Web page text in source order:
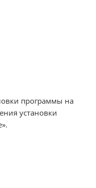
программы на
установки